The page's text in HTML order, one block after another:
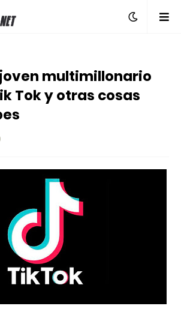
multimillonario
Tok y otras cosas